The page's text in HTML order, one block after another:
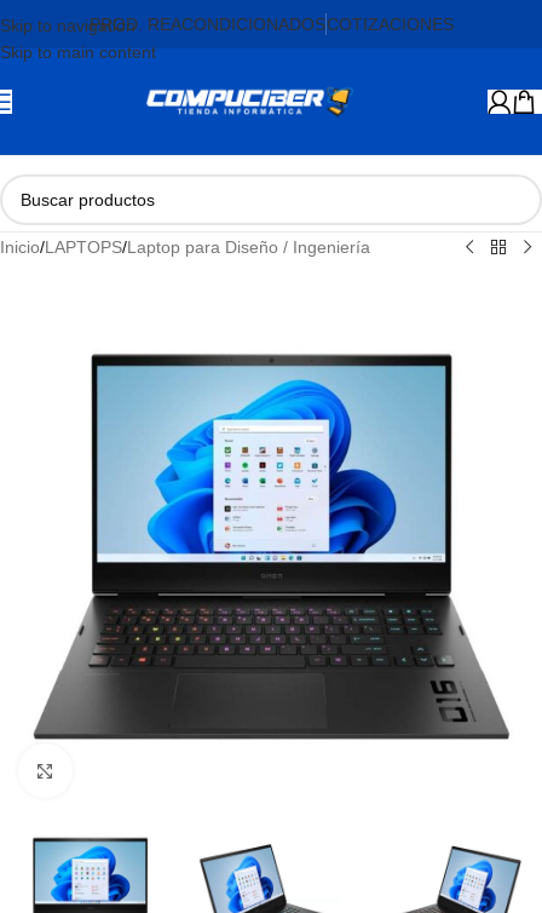
Skip to navigation
Skip to main content
PROD. REACONDICIONADOSCOTIZACIONES
Inicio/LAPTOPS/Laptop para Diseño / Ingeniería